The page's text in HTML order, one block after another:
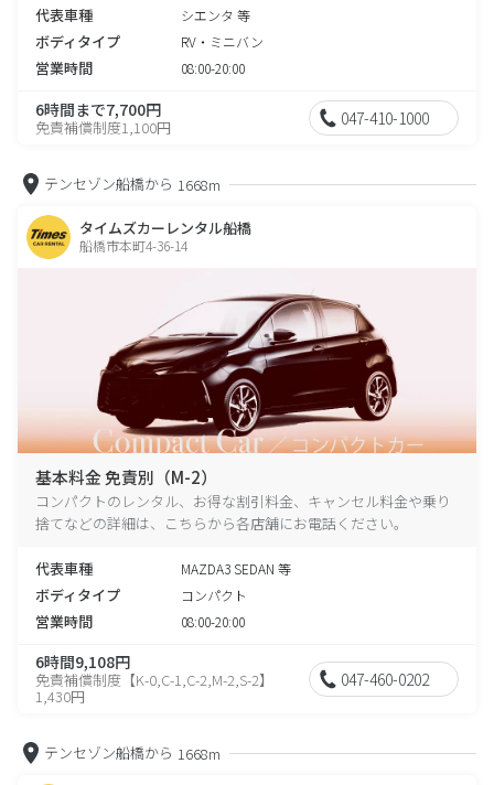
代表車種 シエンタ 等
ボディタイプ RV・ミニバン
営業時間 08:00-20:00
6時間まで7,700円
免責補償制度1,100円 047-410-1000
テンセゾン船橋から 1668m
タイムズカーレンタル船橋
船橋市本町4-36-14
基本料金 免責別（M-2）
コンパクトのレンタル、お得な割引料金、キャンセル料金や乗り
捨てなどの詳細は、こちらから各店舗にお電話ください。
代表車種 MAZDA3 SEDAN 等
ボディタイプ コンパクト
営業時間 08:00-20:00
6時間9,108円
免責補償制度【K-0,C-1,C-2,M-2,S-2】
1,430円
047-460-0202
テンセゾン船橋から 1668m